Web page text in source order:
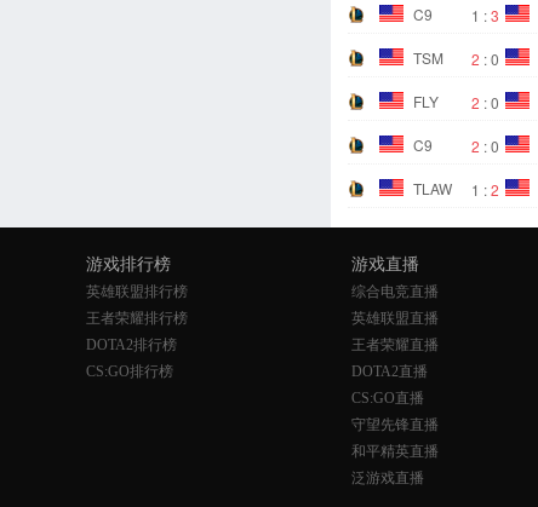
C9 1 :3
TSM 2 :0
FLY 2 :0
C9 2 :0
TLAW 1 :2
游戏排行榜
英雄联盟排行榜
王者荣耀排行榜
DOTA2排行榜
CS:GO排行榜
游戏直播
综合电竞直播
英雄联盟直播
王者荣耀直播
DOTA2直播
CS:GO直播
守望先锋直播
和平精英直播
泛游戏直播